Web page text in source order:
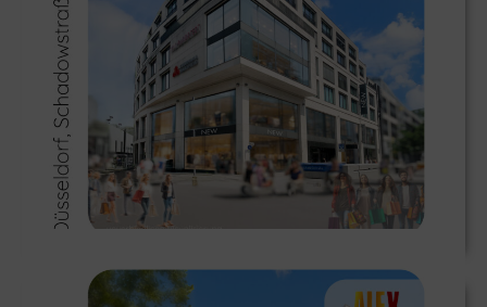
LEFTIES startet in Deutschland
≫